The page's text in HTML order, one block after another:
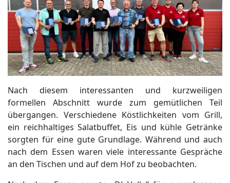
Nach diesem interessanten und kurzweiligen
formellen Abschnitt wurde zum gemütlichen Teil
übergangen. Verschiedene Köstlichkeiten vom Grill,
ein reichhaltiges Salatbuffet, Eis und kühle Getränke
sorgten für eine gute Grundlage. Während und auch
nach dem Essen waren viele interessante Gespräche
an den Tischen und auf dem Hof zu beobachten.